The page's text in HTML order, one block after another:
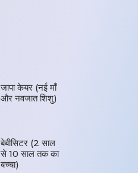
जापा केयर (नई माँ
और नवजात शिशु)
बेबीसिटर (2 साल
से 10 साल तक का
बच्चा)